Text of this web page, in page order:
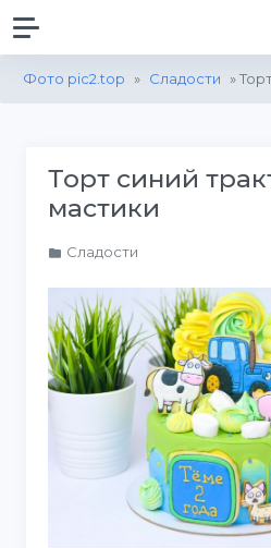
Фото pic2.top » Сладости »
Торт синий
мастики
Сладости